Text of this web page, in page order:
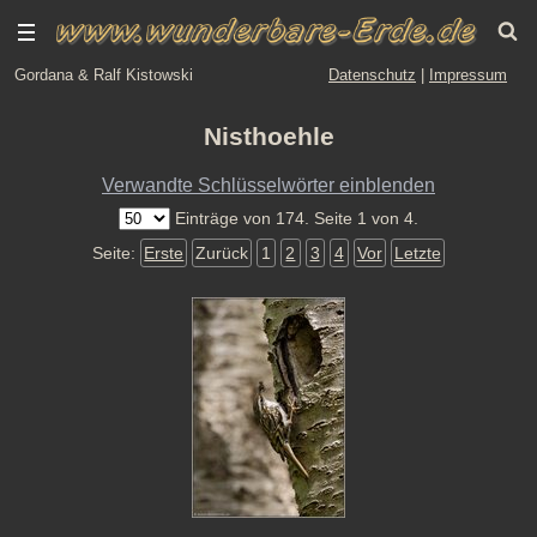
Gordana & Ralf Kistowski Datenschutz Impressum
Nisthoehle
Verwandte Schlüsselwörter einblenden
Einträge von 174. Seite 1 von 4.
Seite: Erste Zurück 1 2 3 4 Vor Letzte